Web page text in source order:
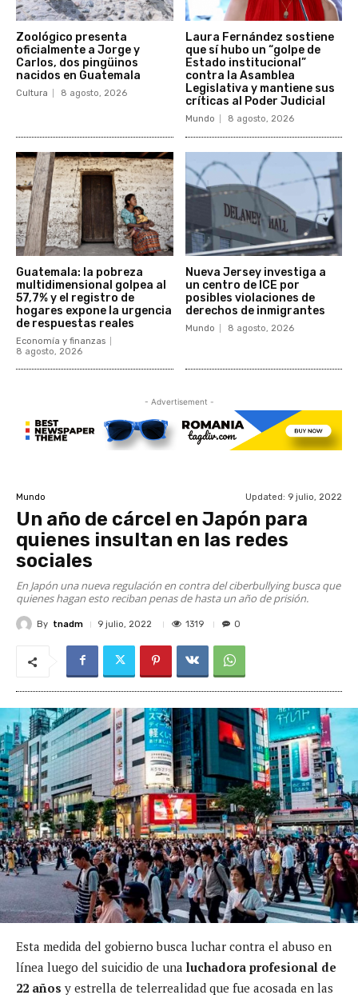
Zoológico presenta
oficialmente a Jorge y
Carlos, dos pingüinos
nacidos en Guatemala
Cultura 8 agosto, 2026
Laura Fernández sostiene
que sí hubo un “golpe de
Estado institucional”
contra la Asamblea
Legislativa y mantiene sus
críticas al Poder Judicial
Mundo 8 agosto, 2026
Guatemala: la pobreza
multidimensional golpea al
57,7% y el registro de
hogares expone la urgencia
de respuestas reales
Economía y finanzas
8 agosto, 2026
Nueva Jersey investiga a
un centro de ICE por
posibles violaciones de
derechos de inmigrantes
Mundo 8 agosto, 2026
- Advertisement -